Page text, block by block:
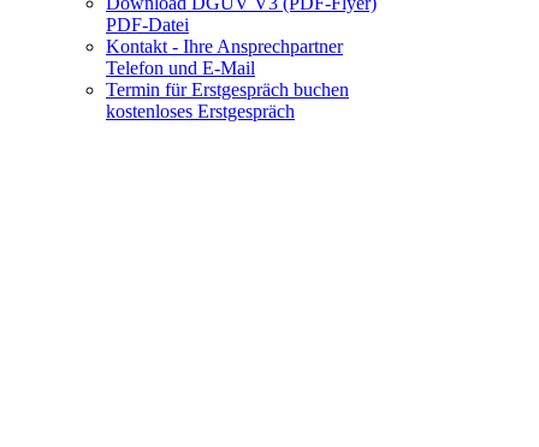
PDF-Datei
Kontakt - Ihre Ansprechpartner
Telefon und E-Mail
Termin für Erstgespräch buchen
kostenloses Erstgespräch